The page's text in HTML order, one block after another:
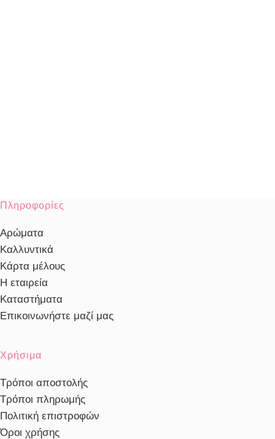
Πληροφορίες
Αρώματα
Καλλυντικά
Κάρτα μέλους
Η εταιρεία
Καταστήματα
Επικοινωνήστε μαζί μας
Χρήσιμα
Τρόποι αποστολής
Τρόποι πληρωμής
Πολιτική επιστροφών
Όροι χρήσης